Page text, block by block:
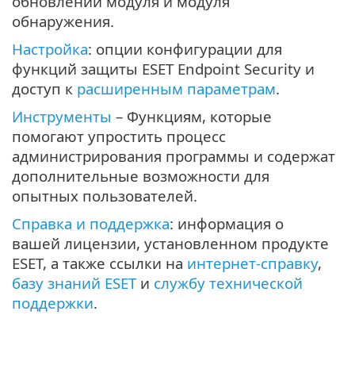
обнаружения.
Настройка: опции конфигурации для
функций защиты ESET Endpoint Security и
доступ к расширенным параметрам.
Инструменты – Функциям, которые
помогают упростить процесс
администрирования программы и содержат
дополнительные возможности для
опытных пользователей.
Справка и поддержка: информация о
вашей лицензии, установленном продукте
ESET, а также ссылки на интернет-справку,
базу знаний ESETи службу технической
поддержки.